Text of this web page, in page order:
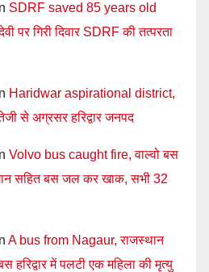
SDRF saved 85 years old
पर गिरी दिवार SDRF की तत्परता
Haridwar aspirational district,
से अग्रसर हरिद्वार जनपद
Volvo bus caught fire, वाल्वो बस
सहित बस जल कर खाक, सभी 32
A bus from Nagaur, राजस्थान
हरिद्वार में पलटी एक महिला की मृत्यु